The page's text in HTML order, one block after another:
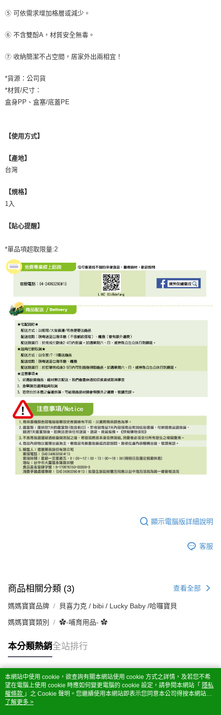
⑤ 可依需求增加格層或減少。
⑥ 不含雙酚A，材質安全無毒。
⑦ 收納簡潔不占空間，居家外出兩相宜！
*貨源：公司貨
*材質/尺寸：
盒身PP、盒塞/底蓋PE
【使用方式】
【產地】
台灣
【規格】
1入
【貼心提醒】
*單品項超取限量:2
顯示電腦版詳細說明
客服
商品相關分類 (3) 查看全部
媽媽寶寶品牌 貝喜力克 / bibi / Lucky Baby /哈囉寶貝
媽媽寶寶類別 ✿-哺育用品- ✿
本分類熱銷全站排行
熱門標籤
本網站中使用 cookie，欲查詢有關本網站使用 cookie 方式之詳情，及若您不希
望在電腦上使用 cookie 時應如何變更電腦的 cookie 設定，請參閱本網站「 隱私
權條款 」之 Cookie 聲明。您繼續使用本網站即表示您同意本公司得按本網站使
用條款之 Cookie 聲明使用 cookie。
了解更多 >